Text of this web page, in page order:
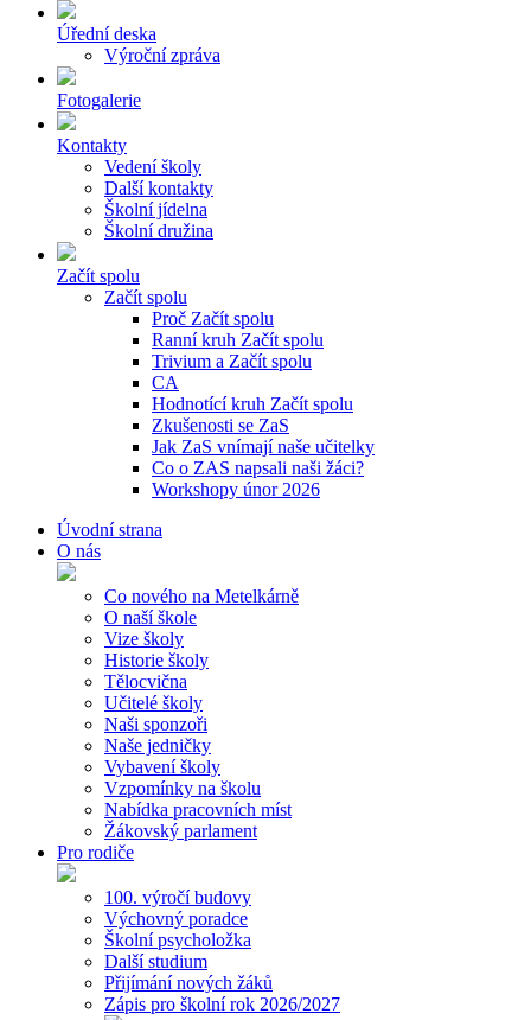
Úřední deska
Výroční zpráva
Fotogalerie
Kontakty
Vedení školy
Další kontakty
Školní jídelna
Školní družina
Začít spolu
Začít spolu
Proč Začít spolu
Ranní kruh Začít spolu
Trivium a Začít spolu
CA
Hodnotící kruh Začít spolu
Zkušenosti se ZaS
Jak ZaS vnímají naše učitelky
Co o ZAS napsali naši žáci?
Workshopy únor 2026
Úvodní strana
O nás
Co nového na Metelkárně
O naší škole
Vize školy
Historie školy
Tělocvična
Učitelé školy
Naši sponzoři
Naše jedničky
Vybavení školy
Vzpomínky na školu
Nabídka pracovních míst
Žákovský parlament
Pro rodiče
100. výročí budovy
Výchovný poradce
Školní psycholožka
Další studium
Přijímání nových žáků
Zápis pro školní rok 2026/2027